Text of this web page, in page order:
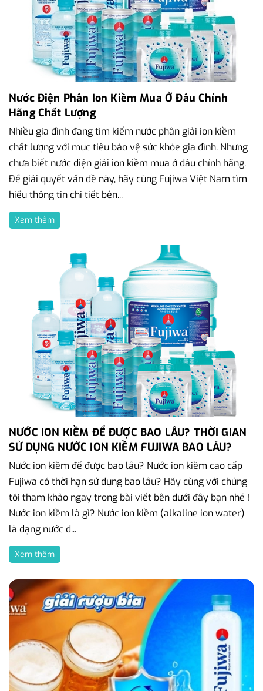
Nước Điện Phân Ion Kiềm Mua Ở Đâu Chính
Hãng Chất Lượng
Nhiều gia đình đang tìm kiếm nước phân giải ion kiềm
chất lượng với mục tiêu bảo vệ sức khỏe gia đình. Nhưng
chưa biết nước điện giải ion kiềm mua ở đâu chính hãng.
Để giải quyết vấn đề này, hãy cùng Fujiwa Việt Nam tìm
hiểu thông tin chi tiết bên...
Xem thêm
NƯỚC ION KIỀM ĐỂ ĐƯỢC BAO LÂU? THỜI GIAN
SỬ DỤNG NƯỚC ION KIỀM FUJIWA BAO LÂU?
Nước ion kiềm để được bao lâu? Nước ion kiềm cao cấp
Fujiwa có thời hạn sử dụng bao lâu? Hãy cùng với chúng
tôi tham khảo ngay trong bài viết bên dưới đây bạn nhé !
Nước ion kiềm là gì? Nước ion kiềm (alkaline ion water)
là dạng nước đ...
Xem thêm